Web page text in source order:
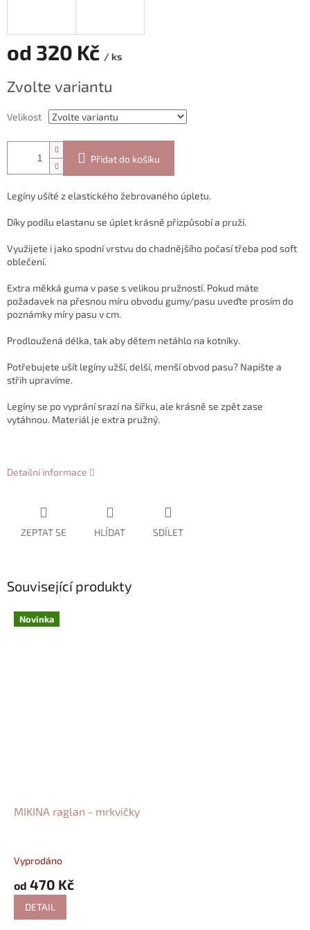
od 320 Kč / ks
cena:
Zvolte variantu
Velikost
Přidat do košíku
Legíny ušíté z elastického žebrovaného úpletu.
Díky podílu elastanu se úplet krásně přizpůsobí a pruží.
Využijete i jako spodní vrstvu do chadnějšího počasí třeba pod soft
oblečení.
Extra měkká guma v pase s velikou pružností. Pokud máte
požadavek na přesnou míru obvodu gumy/pasu uveďte prosím do
poznámky míry pasu v cm.
Prodloužená délka, tak aby dětem netáhlo na kotníky.
Potřebujete ušít legíny užší, delší, menší obvod pasu? Napište a
střih upravíme.
Legíny se po vyprání srazí na šířku, ale krásně se zpět zase
vytáhnou. Materiál je extra pružný.
Detailní informace
ZEPTAT SE HLÍDAT SDÍLET
Související produkty
Novinka
MIKINA raglan - mrkvičky
Vyprodáno
od 470 Kč
DETAIL